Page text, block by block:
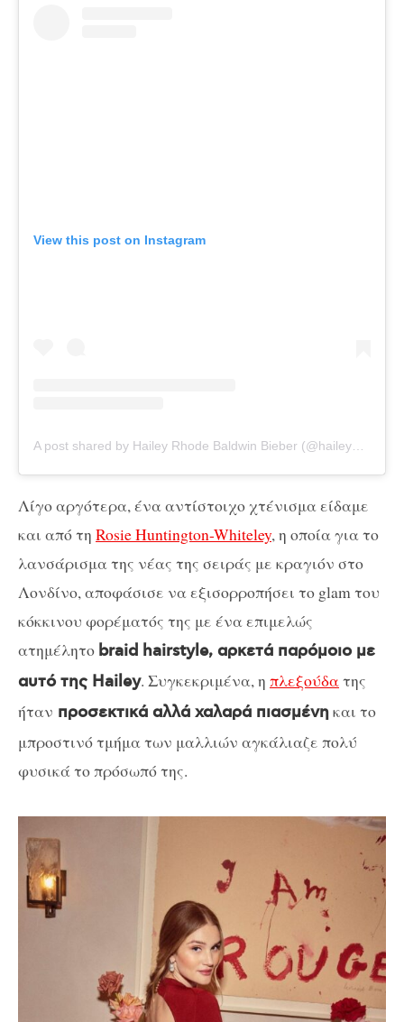
View this post on Instagram
Λίγο αργότερα, ένα αντίστοιχο χτένισμα είδαμε
και από τη Rosie Huntington-Whiteley, η οποία για το
λανσάρισμα της νέας της σειράς με κραγιόν στο
Λονδίνο, αποφάσισε να εξισορροπήσει το glam του
κόκκινου φορέματός της με ένα επιμελώς
ατημέλητο braid hairstyle, αρκετά παρόμοιο με
αυτό της Hailey. Συγκεκριμένα, η πλεξούδατης
ήταν προσεκτικά αλλά χαλαρά πιασμένηκαι το
μπροστινό τμήμα των μαλλιών αγκάλιαζε πολύ
φυσικά το πρόσωπό της.